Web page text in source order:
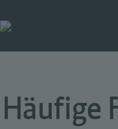
Häufige